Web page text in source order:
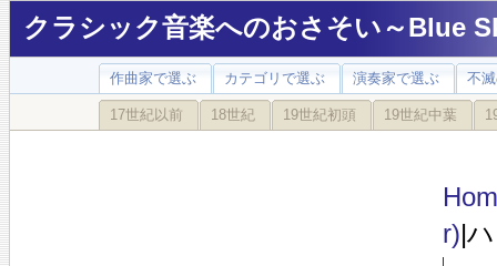
クラシック音楽へのおさそい～Blue
作曲家で選ぶ カテゴリで選ぶ 演奏家で選ぶ 不
17世紀以前 18世紀 19世紀初頭 19世紀中葉
r)|